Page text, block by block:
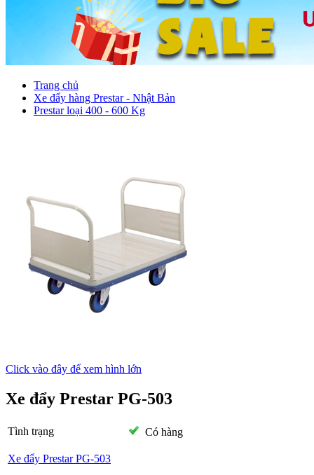
Trang chủ
Xe đẩy hàng Prestar - Nhật Bản
Prestar loại 400 - 600 Kg
Click vào đây để xem hình lớn
Xe đẩy Prestar PG-503
Tình trạng Có hàng
Xe đẩy Prestar PG-503